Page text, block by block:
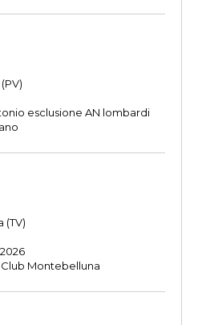
esclusione AN lombardi
(TV)
Montebelluna